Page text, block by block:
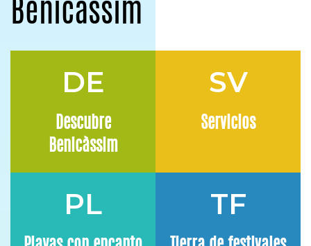
Benicàssim
DE
Descubre
Benicàssim
SV
Servicios
PL TF